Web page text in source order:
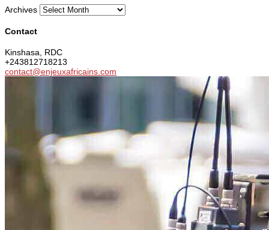
Archives
Contact
Kinshasa, RDC
+243812718213
contact@enjeuxafricains.com